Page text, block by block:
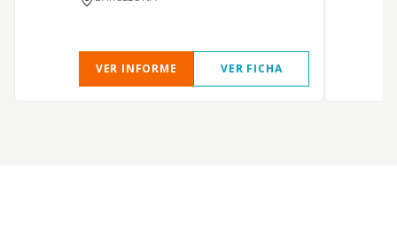
VER INFORME VER FICHA